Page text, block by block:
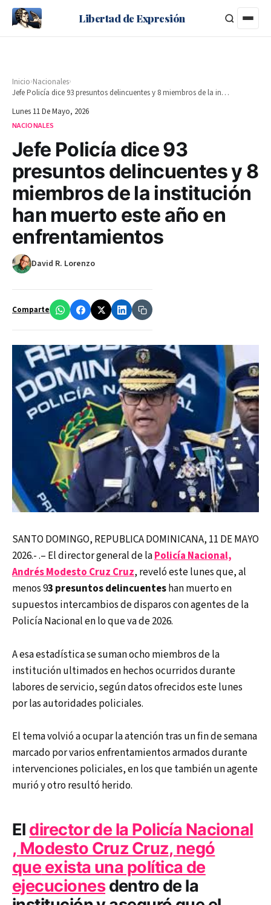
Libertad de Expresión
Inicio›Nacionales›
Jefe Policía dice 93 presuntos delincuentes y 8 miembros de la institución han muerto este año en enfrentamientos
Lunes 11 De Mayo, 2026
NACIONALES
Jefe Policía dice 93
presuntos delincuentes y 8
miembros de la institución
han muerto este año en
enfrentamientos
David R. Lorenzo
Comparte
SANTO DOMINGO, REPUBLICA DOMINICANA, 11 DE MAYO
2026.- .– El director general de laPolicía Nacional,
Andrés Modesto Cruz Cruz, reveló este lunes que, al
menos 93 presuntos delincuenteshan muerto en
supuestos intercambios de disparos con agentes de la
Policía Nacional en lo que va de 2026.
A esa estadística se suman ocho miembros de la
institución ultimados en hechos ocurridos durante
labores de servicio, según datos ofrecidos este lunes
por las autoridades policiales.
El tema volvió a ocupar la atención tras un fin de semana
marcado por varios enfrentamientos armados durante
intervenciones policiales, en los que también un agente
murió y otro resultó herido.
El director de la Policía Nacional
, Modesto Cruz Cruz, negó
que exista una política de
ejecuciones dentro de la